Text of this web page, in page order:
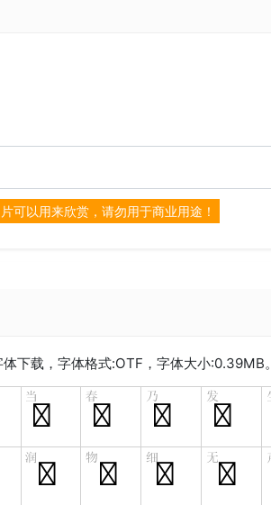
可以用来欣赏，请勿用于商业用途！
体下载，字体格式:OTF ，字体大小:0.39MB。